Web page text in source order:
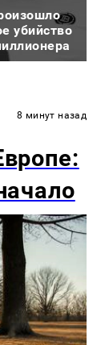
убийство
8 минут назад